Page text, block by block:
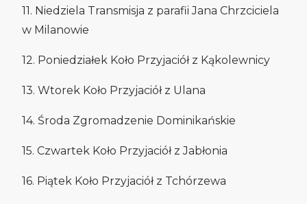
11. Niedziela Transmisja z parafii Jana Chrzciciela
w Milanowie
12. Poniedziałek Koło Przyjaciół z Kąkolewnicy
13. Wtorek Koło Przyjaciół z Ulana
14. Środa Zgromadzenie Dominikańskie
15. Czwartek Koło Przyjaciół z Jabłonia
16. Piątek Koło Przyjaciół z Tchórzewa